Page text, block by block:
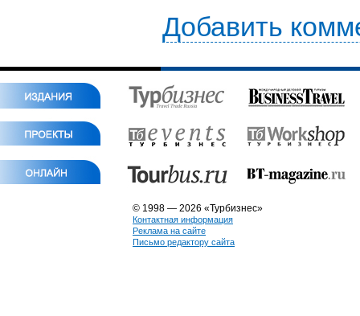
Добавить
© 1998 — 2026 «Турбизнес»
Контактная информация
Реклама на сайте
Письмо редактору сайта